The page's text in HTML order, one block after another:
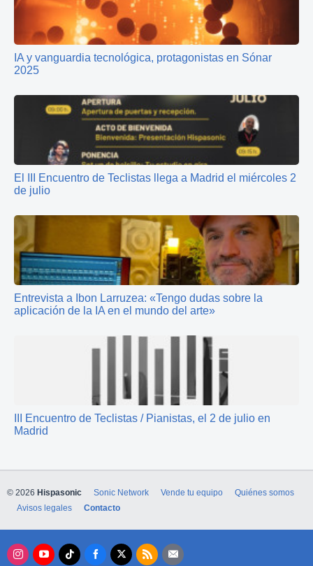
IA y vanguardia tecnológica, protagonistas en Sónar
2025
El III Encuentro de Teclistas llega a Madrid el miércoles 2
de julio
Entrevista a Ibon Larruzea: «Tengo dudas sobre la
aplicación de la IA en el mundo del arte»
III Encuentro de Teclistas / Pianistas, el 2 de julio en
Madrid
© 2026 Hispasonic Sonic Network Vende tu equipo
Quiénes somos
Avisos legales
Contacto